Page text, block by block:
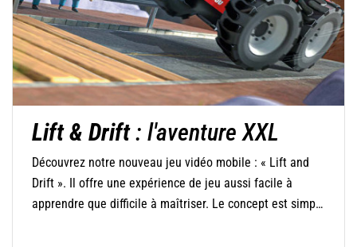
Lift & Drift: l'aventure XXL
Découvrez notre nouveau jeu vidéo mobile : « Lift and
Drift ». Il offre une expérience de jeu aussi facile à
apprendre que difficile à maîtriser. Le concept est simple